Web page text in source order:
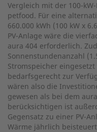
Vergleich mit der 100-kW-
petfood. Für eine
660.000 kWh (100 kW x
PV-Anlage wäre die
aura 404 erforderlich.
Sonnenstundenanzahl
Stromspeicher
bedarfsgerecht zur
wären also die
gewesen als bei dem
berücksichtigen ist
Gegensatz zu einer PV-
Wärme jährlich